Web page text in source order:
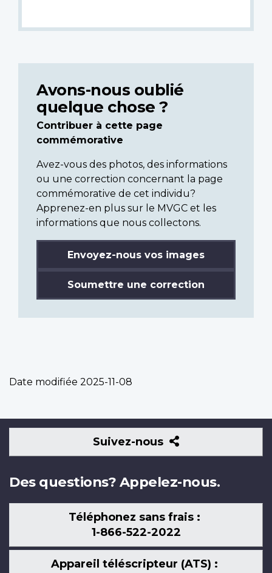
Avons-nous oublié
quelque chose ?
Contribuer à cette page
commémorative
Avez-vous des photos, des informations
ou une correction concernant la page
commémorative de cet individu?
Apprenez-en plus sur le MVGC et les
informations que nous collectons.
Envoyez-nous vos images
Soumettre une correction
Date modifiée 2025-11-08
Suivez-nous
Suivez-
nous
Des questions? Appelez-nous.
Téléphonez sans frais :
1-866-522-2022
Appareil téléscripteur (ATS) :